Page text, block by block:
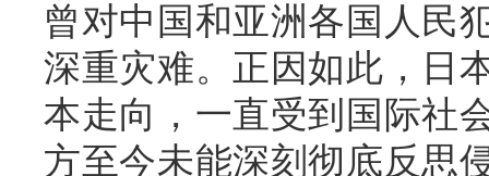
曾对中国和亚洲各国人民
深重灾难。正因如此，日
本走向，一直受到国际社
方至今未能深刻彻底反思